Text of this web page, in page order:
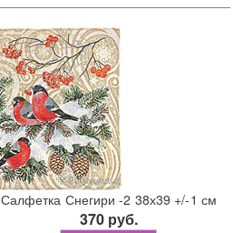
Салфетка Снегири -2 38х39 +/-1 см
370 руб.